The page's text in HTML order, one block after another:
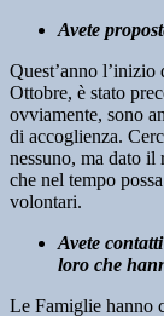
Avete
Quest’anno
Ottobre, è stato
ovviamente, sono
di accoglienza.
nessuno, ma dato
che nel tempo
volontari.
Avete
loro che
Le Famiglie hanno